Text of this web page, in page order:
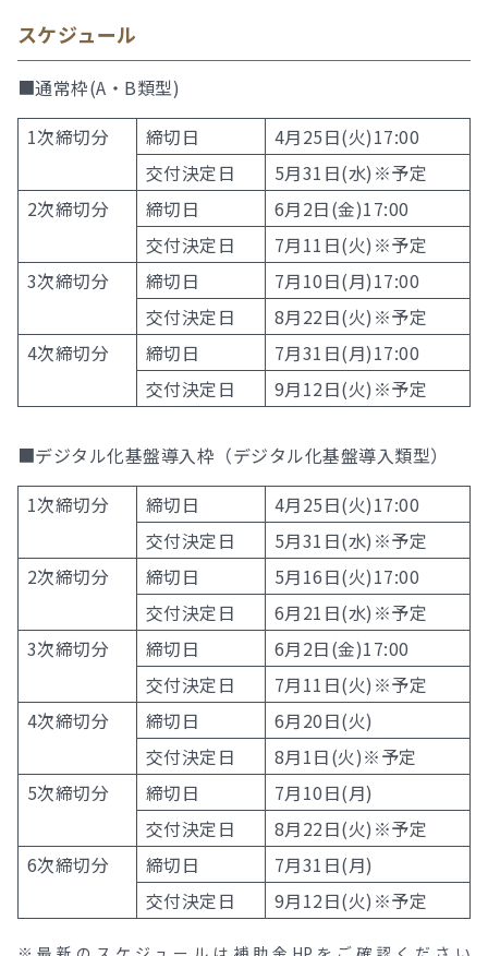
スケジュール
■通常枠(A・B類型)
1次締切分
締切日
4月25日(火)17:00
交付決定日
5月31日(水)※予定
2次締切分
締切日
6月2日(金)17:00
交付決定日
7月11日(火)※予定
3次締切分
締切日
7月10日(月)17:00
交付決定日
8月22日(火)※予定
4次締切分
締切日
7月31日(月)17:00
交付決定日
9月12日(火)※予定
■デジタル化基盤導入枠（デジタル化基盤導入類型）
1次締切分
締切日
4月25日(火)17:00
交付決定日
5月31日(水)※予定
2次締切分
締切日
5月16日(火)17:00
交付決定日
6月21日(水)※予定
3次締切分
締切日
6月2日(金)17:00
交付決定日
7月11日(火)※予定
4次締切分
締切日
6月20日(火)
交付決定日
8月1日(火)※予定
5次締切分
締切日
7月10日(月)
交付決定日
8月22日(火)※予定
6次締切分
締切日
7月31日(月)
交付決定日
9月12日(火)※予定